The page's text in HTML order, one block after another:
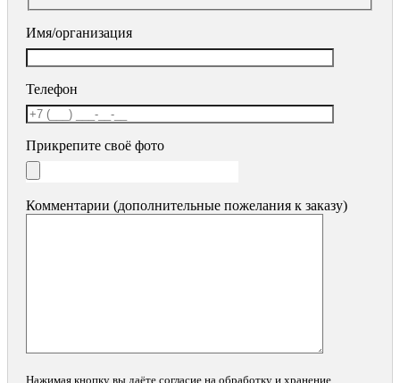
Имя/организация
Телефон
Прикрепите своё фото
Комментарии (дополнительные пожелания к заказу)
Нажимая кнопку вы даёте согласие на обработку и хранение